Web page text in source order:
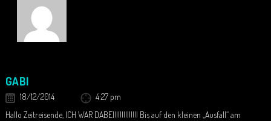
GABI
18/12/2014
4:27 pm
Hallo Zeitreisende, ICH WAR DABEI!!!!!!!!!!!!! Bis auf den kleinen „Ausfall“ am